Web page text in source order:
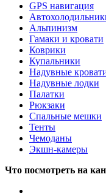
GPS навигация
Альпинизм
Гамаки и кровати
Коврики
Купальники
Надувные
Надувные лодки
Палатки
Рюкзаки
Спальные мешки
Тенты
Чемоданы
Экшн-камеры
Что посмотреть на